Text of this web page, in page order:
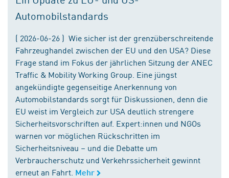
Automobilstandards
( 2026-06-26 ) Wie sicher ist der grenzüberschreitende
Fahrzeughandel zwischen der EU und den USA? Diese
Frage stand im Fokus der jährlichen Sitzung der ANEC
Traffic & Mobility Working Group. Eine jüngst
angekündigte gegenseitige Anerkennung von
Automobilstandards sorgt für Diskussionen, denn die
EU weist im Vergleich zur USA deutlich strengere
Sicherheitsvorschriften auf. Expert:innen und NGOs
warnen vor möglichen Rückschritten im
Sicherheitsniveau – und die Debatte um
Verbraucherschutz und Verkehrssicherheit gewinnt
erneut an Fahrt. Mehr